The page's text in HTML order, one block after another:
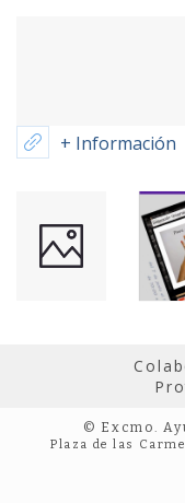
+ Información
© Excmo.
Plaza de las